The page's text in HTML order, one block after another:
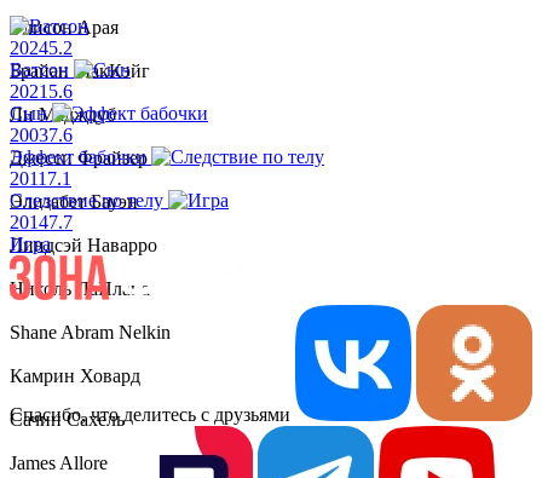
Элисон Арая
Брайан МакКэйг
Ли Мадждуб
Джесси Фрайзер
Элизабет Бауэн
Линдсэй Наварро
Николь ЛаПлаца
Shane Abram Nelkin
Камрин Ховард
Сачин Сахель
James Allore
20245.2
Ватсон
2021 5.6
Сын
20037.6
Эффект бабочки
2011 7.1
Следствие по телу
20147.7
Игра
Спасибо, что делитесь с друзьями